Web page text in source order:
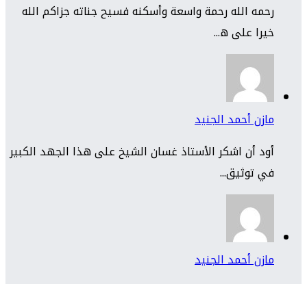
رحمه الله رحمة واسعة وأسكنه فسيح جناته جزاكم الله
خيرا على ه...
مازن أحمد الجنيد
أود أن اشكر الأستاذ غسان الشيخ على هذا الجهد الكبير
في توثيق...
مازن أحمد الجنيد